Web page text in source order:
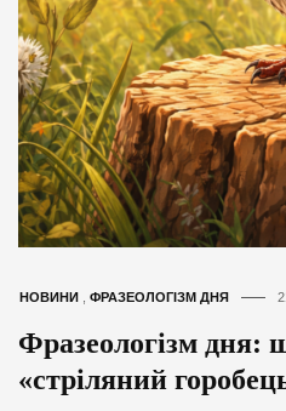
НОВИНИ ФРАЗЕОЛОГІЗМ ДНЯ
Фразеологізм дня:
«стріляний